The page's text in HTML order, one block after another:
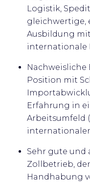
Logistik,
gleichwertige,
Ausbildung
internationale
Position mit
Erfahrung in
Arbeitsumfeld
Sehr gute und
Zollbetrieb,
Handhabung